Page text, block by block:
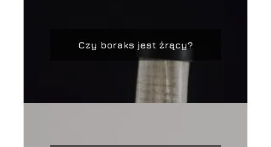
Czy boraks jest żrący?